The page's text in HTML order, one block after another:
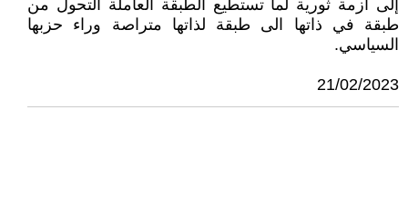
إلى أزمة ثورية لما تستطيع الطبقة العاملة التحول من
طبقة في ذاتها الى طبقة لذاتها متراصة وراء حزبها
السياسي.
21/02/2023